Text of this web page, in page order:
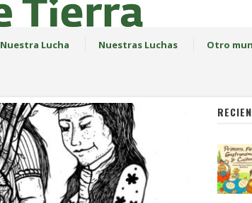
Nuestra Lucha Nuestras Luchas Otro